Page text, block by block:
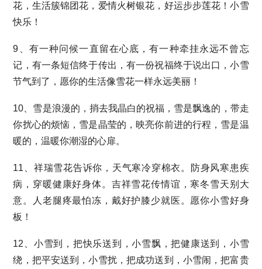
花，生活簇锦团花，爱情火树银花，好运步步莲花！小雪
快乐！
9、有一种问候一直留在心底，有一种牵挂永远不曾忘
记，有一条短信终于传出，有一份祝福终于说出口，小雪
节气到了，愿你的生活像雪花一样永远美丽！
10、雪是浪漫的，捎去我晶白的祝福，雪是飘逸的，带走
你扰心的烦恼，雪是晶莹的，映亮你前进的行程，雪是温
暖的，温暖你潮湿的心扉。
11、祥瑞雪花告诉你，天气寒冷穿棉衣。防身风寒患疾
病，穿暖健康好身体。吉祥雪花传情谊，寒冬雪天别大
意。人老腿疼最怕冻，戴好护膝少就医。愿你小雪好身
板！
12、小雪到，把快乐送到，小雪飘，把健康送到，小雪
绕，把平安送到，小雪扰，把成功送到，小雪闹，把富贵